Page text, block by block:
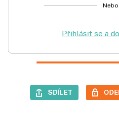
Nebo
Přihlásit se a
SDÍLET